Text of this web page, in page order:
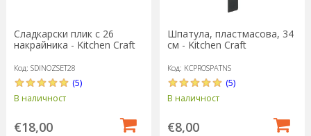
Сладкарски плик с 26
накрайника - Kitchen Craft
Код: SDINOZSET28
(5)
В наличност
€18,00
Шпатула, пластмасова, 34
см - Kitchen Craft
Код: KCPROSPATNS
(5)
В наличност
€8,00